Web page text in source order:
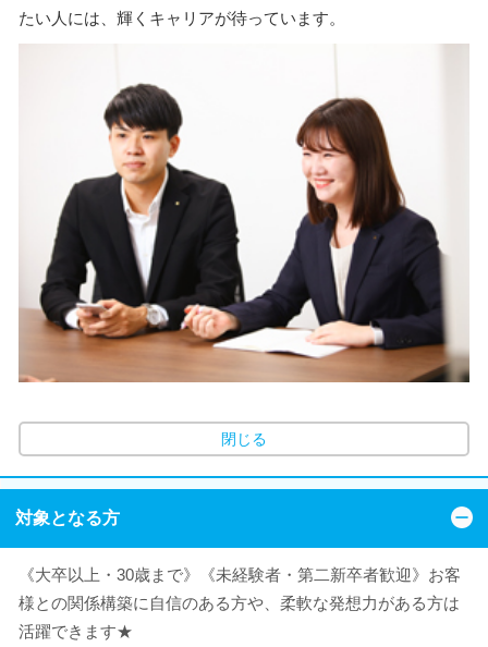
たい人には、輝くキャリアが待っています。
閉じる
対象となる方
《大卒以上・30歳まで》《未経験者・第二新卒者歓迎》お客
様との関係構築に自信のある方や、柔軟な発想力がある方は
活躍できます★